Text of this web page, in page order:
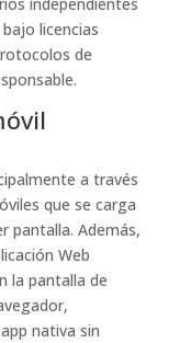
licencias
de
a través
que se carga
pantalla. Además,
Web
la pantalla de
nativa sin